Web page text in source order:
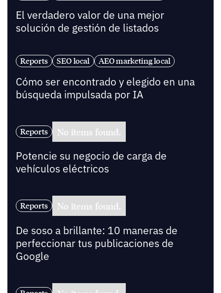
El verdadero valor de una mejor
solución de gestión de listados
Reports SEO local AEO marketing local
Cómo ser encontrado y elegido en una
búsqueda impulsada por IA
Reports No items found.
Potencie su negocio de carga de
vehículos eléctricos
Reports No items found.
De soso a brillante: 10 maneras de
perfeccionar tus publicaciones de
Google